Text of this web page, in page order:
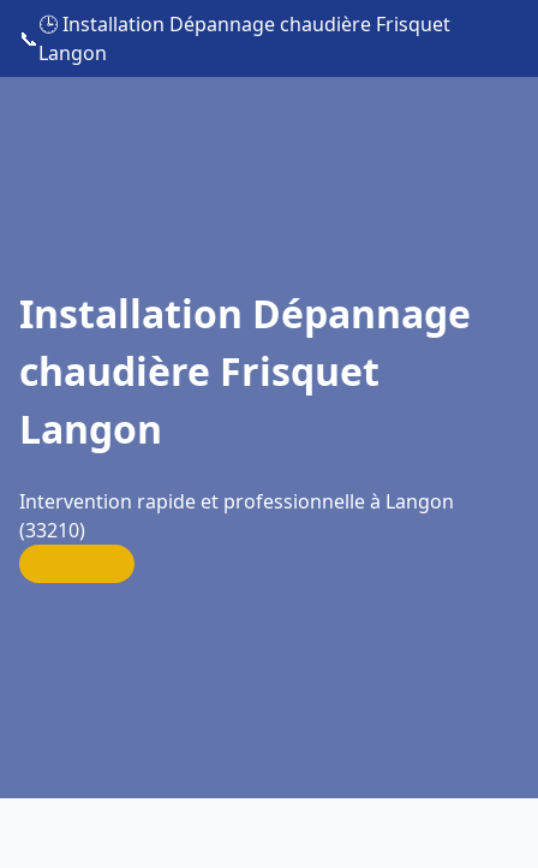
📞
🕒 Installation Dépannage chaudière Frisquet
Langon
Installation Dépannage
chaudière Frisquet
Langon
Intervention rapide et professionnelle à Langon
(33210)